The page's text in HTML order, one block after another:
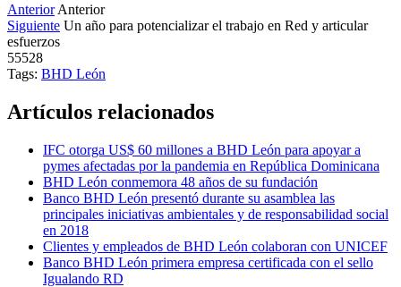
Anterior Anterior
Siguiente Un año para potencializar el trabajo en Red y articular
esfuerzos
55528
Tags: BHD León
Artículos relacionados
IFC otorga US$ 60 millones a BHD León para apoyar a
pymes afectadas por la pandemia en República Dominicana
BHD León conmemora 48 años de su fundación
Banco BHD León presentó durante su asamblea las
principales iniciativas ambientales y de responsabilidad social
en 2018
Clientes y empleados de BHD León colaboran con UNICEF
Banco BHD León primera empresa certificada con el sello
Igualando RD